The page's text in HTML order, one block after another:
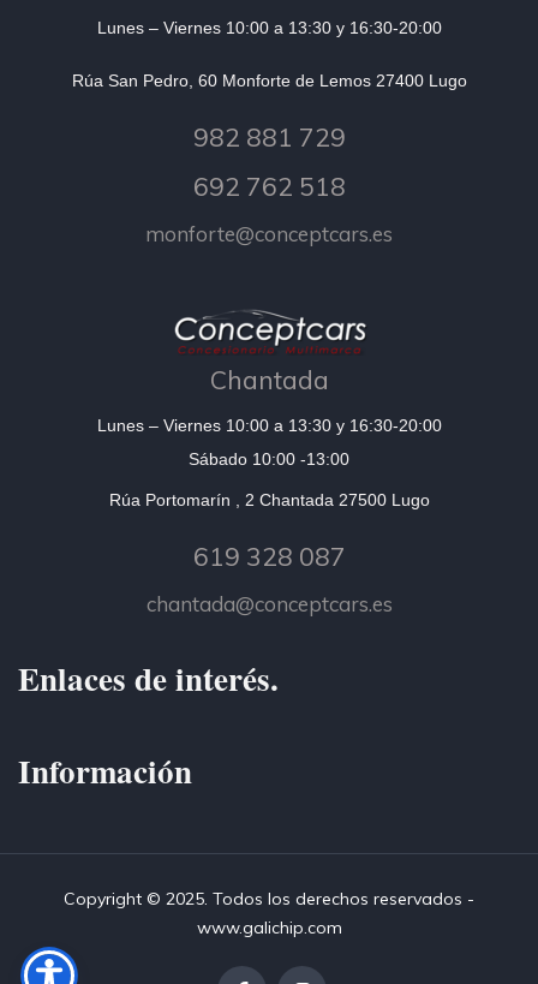
Lunes – Viernes 10:00 a 13:30 y 16:30-20:00
Rúa San Pedro, 60 Monforte de Lemos 27400 Lugo
982 881 729
692 762 518
monforte@conceptcars.es
Chantada
Lunes – Viernes 10:00 a 13:30 y 16:30-20:00
Sábado 10:00 -13:00
Rúa Portomarín , 2 Chantada 27500 Lugo
619 328 087
chantada@conceptcars.es
Enlaces de interés.
Información
Copyright © 2025. Todos los derechos reservados -
www.galichip.com